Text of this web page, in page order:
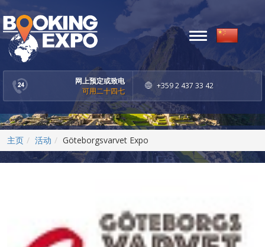
网上预定或致电
可用二十四七
+359 2 437 33 42
Toggle
navigation
主页 活动 Göteborgsvarvet Expo